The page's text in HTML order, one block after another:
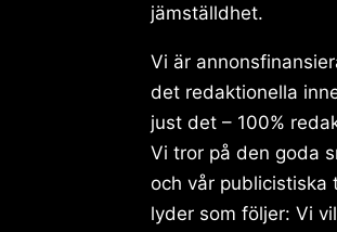
jämställdhet.
Vi är
det redaktionella
just det – 100%
Vi tror på den goda
och vår publicistiska
lyder som följer: Vi